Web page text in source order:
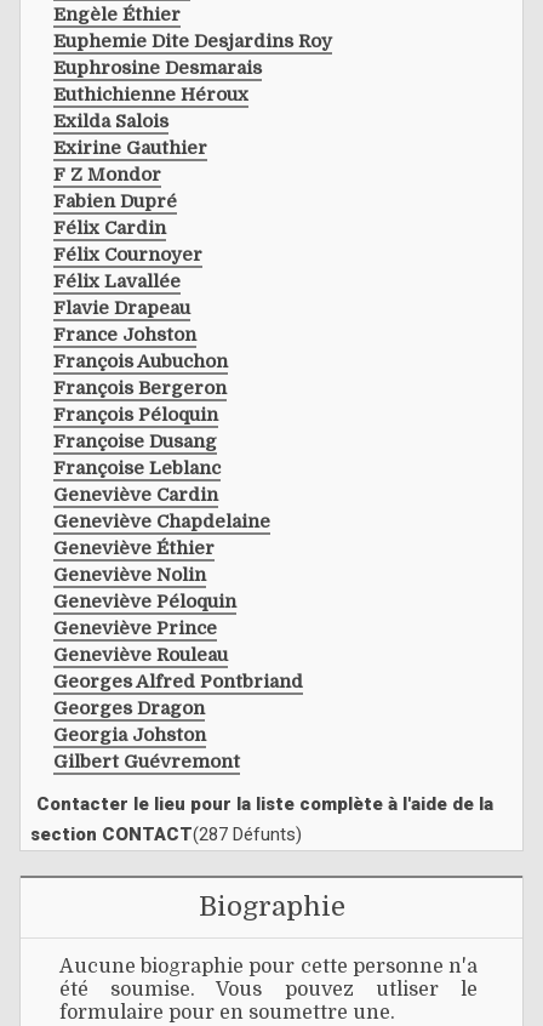
Engèle Éthier
Euphemie Dite Desjardins Roy
Euphrosine Desmarais
Euthichienne Héroux
Exilda Salois
Exirine Gauthier
F Z Mondor
Fabien Dupré
Félix Cardin
Félix Cournoyer
Félix Lavallée
Flavie Drapeau
France Johston
François Aubuchon
François Bergeron
François Péloquin
Françoise Dusang
Françoise Leblanc
Geneviève Cardin
Geneviève Chapdelaine
Geneviève Éthier
Geneviève Nolin
Geneviève Péloquin
Geneviève Prince
Geneviève Rouleau
Georges Alfred Pontbriand
Georges Dragon
Georgia Johston
Gilbert Guévremont
Contacter le lieu pour la liste complète à l'aide de la
section CONTACT(287 Défunts)
Biographie
Aucune biographie pour cette personne n'a
été soumise. Vous pouvez utliser le
formulaire pour en soumettre une.